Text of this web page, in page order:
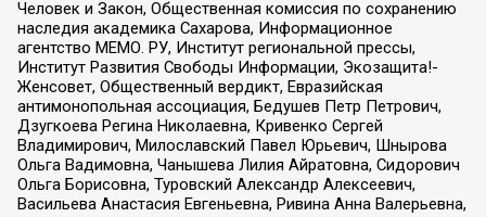
Человек и Закон, Общественная комиссия по сохранению
наследия академика Сахарова, Информационное
агентство МЕМО. РУ, Институт региональной прессы,
Институт Развития Свободы Информации, Экозащита!-
Женсовет, Общественный вердикт, Евразийская
антимонопольная ассоциация, Бедушев Петр Петрович,
Дзугкоева Регина Николаевна, Кривенко Сергей
Владимирович, Милославский Павел Юрьевич, Шнырова
Ольга Вадимовна, Чанышева Лилия Айратовна, Сидорович
Ольга Борисовна, Туровский Александр Алексеевич,
Васильева Анастасия Евгеньевна, Ривина Анна Валерьевна,